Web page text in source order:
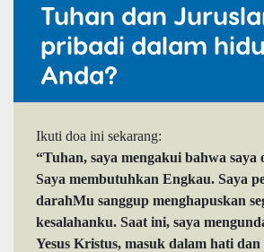
Tuhan dan
pribadi dalam
Anda?
Ikuti doa ini sekarang:
“Tuhan, saya mengakui bahwa saya
Saya membutuhkan Engkau. Saya
darahMu sanggup menghapuskan
kesalahanku. Saat ini, saya
Yesus Kristus, masuk dalam hati